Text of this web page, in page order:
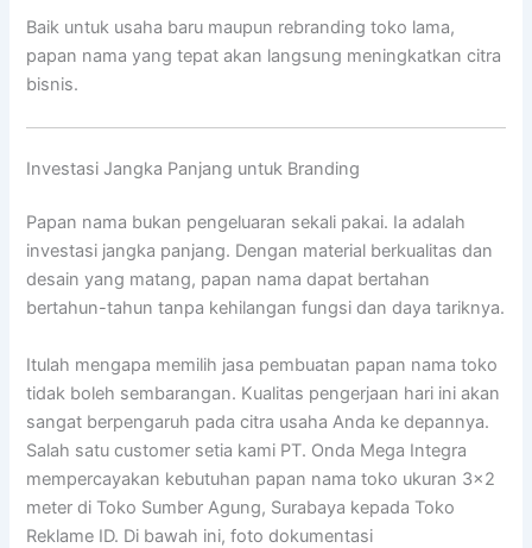
Baik untuk usaha baru maupun rebranding toko lama,
papan nama yang tepat akan langsung meningkatkan citra
bisnis.
Investasi Jangka Panjang untuk Branding
Papan nama bukan pengeluaran sekali pakai. Ia adalah
investasi jangka panjang. Dengan material berkualitas dan
desain yang matang, papan nama dapat bertahan
bertahun-tahun tanpa kehilangan fungsi dan daya tariknya.
Itulah mengapa memilih jasa pembuatan papan nama toko
tidak boleh sembarangan. Kualitas pengerjaan hari ini akan
sangat berpengaruh pada citra usaha Anda ke depannya.
Salah satu customer setia kami PT. Onda Mega Integra
mempercayakan kebutuhan papan nama toko ukuran 3×2
meter di Toko Sumber Agung, Surabaya kepada Toko
Reklame ID. Di bawah ini, foto dokumentasi